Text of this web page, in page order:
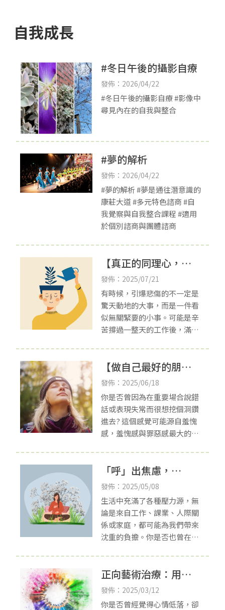
自我成長
#冬日午後的攝影自療
發佈：2026/04/22
#冬日午後的攝影自療 #影像中
尋見內在的自我與整合
#夢的解析
發佈：2026/04/22
#夢的解析 #夢是通往潛意識的
康莊大道 #多元特色諮商 #自
我覺察與自我整合課程 #適用
於個別諮商與團體諮商
【真正的同理心，是
從看見自己開始的】
發佈：2025/07/21
有時候，引爆悲傷的不一定是
驚天動地的大事，而是一件看
似無關緊要的小事。可能是辛
苦撐過一整天的工作後，滿心
而感到失落；又或者是下課後
迫不及待地打開一場球
【做自己最好的朋友-
正念與自我疼惜】
發佈：2025/06/18
你是否曾因為在重要場合說錯
話或表現失常而很想挖個洞鑽
進去? 這個感覺可能源自羞愧
感，羞愧感與罪惡感最大的不
是個體覺得「我這個人」很
糟，讓個體感受到自己
「呼」出焦慮，
「吸」入安定
發佈：2025/05/08
生活中充滿了各種壓力源，無
論是來自工作、課業、人際關
係或家庭，都可能為我們帶來
沈重的負擔。你是否也曾在面
恐懼並有些坐立不安呢？那可
能是被焦慮找上門囉
正向藝術治療：用創
作點亮生活
發佈：2025/03/12
你是否曾經覺得心情低落，卻